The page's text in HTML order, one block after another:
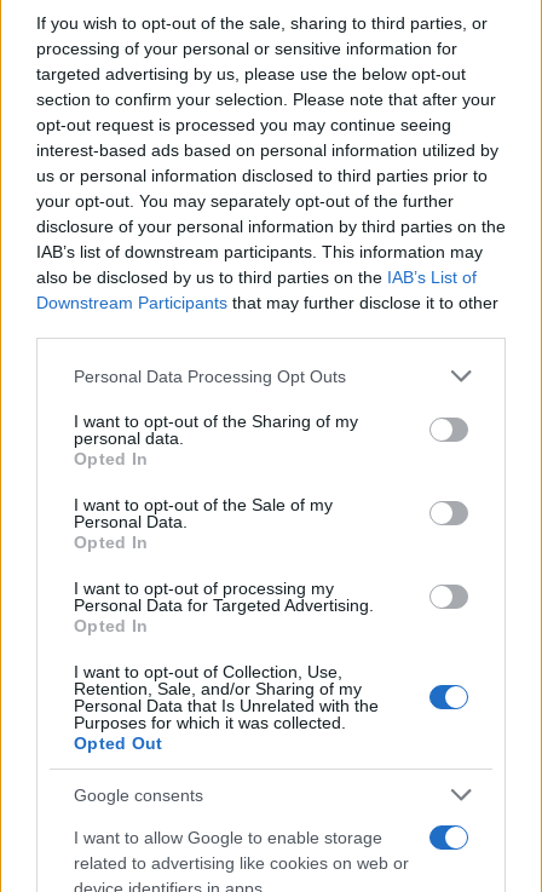
If you wish to opt-out of the sale, sharing to third parties, or
processing of your personal or sensitive information for
targeted advertising by us, please use the below opt-out
section to confirm your selection. Please note that after your
opt-out request is processed you may continue seeing
interest-based ads based on personal information utilized by
us or personal information disclosed to third parties prior to
your opt-out. You may separately opt-out of the further
disclosure of your personal information by third parties on the
IAB’s list of downstream participants. This information may
also be disclosed by us to third parties on the IAB’s List of
Downstream Participants that may further disclose it to other
Please note that this website/app uses one or more Google
not limited to your visit or usage behaviour. You may click to
grant or deny consent to Google and its third-party tags to
use your data for below specified purposes in below Google
consent section.
Personal Data Processing Opt Outs
I want to opt-out of the Sharing of my
personal data.
Opted In
I want to opt-out of the Sale of my
Personal Data.
Opted In
I want to opt-out of processing my
Personal Data for Targeted Advertising.
Opted In
I want to opt-out of Collection, Use,
Retention, Sale, and/or Sharing of my
Personal Data that Is Unrelated with the
Purposes for which it was collected.
Opted Out
Google consents
I want to allow Google to enable storage
related to advertising like cookies on web or
Δεν είναι εκεί το πρόβλημα. Αν έχουμε μια
συμφωνία, ας πάμε κι ας το βγάλουμε, γιατί όχι;
Αυτή είναι η καλύτερη λύση», πρόσθεσε.
«Στο τέλος θα το ανακτήσουμε (…) το
παρακολουθούμε από κοντά», δήλωσε ο
αμερικανός πρόεδρος σε χωριστή συνέντευξή του
που δημοσιοποιήθηκε σήμερα και είχε
μαγνητοσκοπηθεί νωρίτερα μέσα στην εβδομάδα.
«Αν πλησιάσει κάποιος στο μέρος, θα το μάθουμε
και θα τον ανατινάξουμε», πρόσθεσε .
«Αν το αναλάβει ο Διεθνής Οργανισμός Ατομικής
Ενέργειας (σ.σ.: να ανακτήσει το ουράνιο), αυτό μας
κάνει επίσης», δήλωσε το πρωί σε χωριστή
συνέντευξή του στο CBS ο αμερικανός υπουργός